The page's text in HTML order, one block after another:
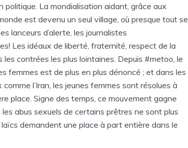
politique. La mondialisation aidant, grâce aux
est devenu un seul village, où presque tout se
lanceurs d’alerte, les journalistes
Les idéaux de liberté, fraternité, respect de la
contrées les plus lointaines. Depuis #metoo, le
femmes est de plus en plus dénoncé ; et dans les
l’Iran, les jeunes femmes sont résolues à
place. Signe des temps, ce mouvement gagne
les abus sexuels de certains prêtres ne sont plus
demandent une place à part entière dans le